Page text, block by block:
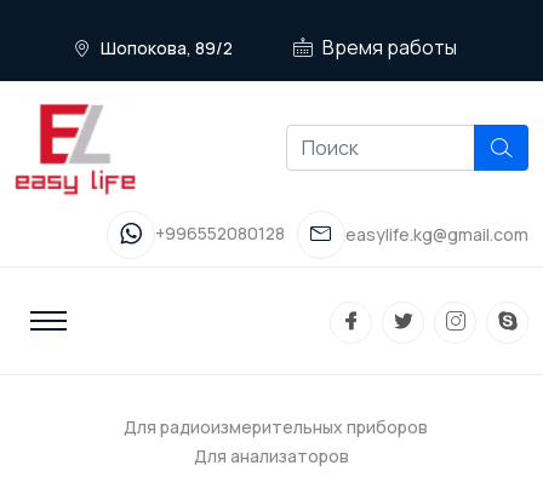
Шопокова, 89/2 Время работы
+996552080128 easylife.kg@gmail.com
Для радиоизмерительных приборов
Для анализаторов